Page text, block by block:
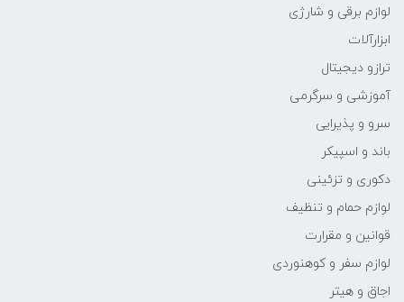
لوازم برقی و شارژی
ابزارآلات
ترازو دیجیتال
آموزشی و سرگرمی
سرو و پذیرایی
باند و اسپیکر
دکوری و تزئینی
لوازم حمام و تنظیف
قوانین و مقرارت
لوازم سفر و کوهنوردی
اجاق و هیتر